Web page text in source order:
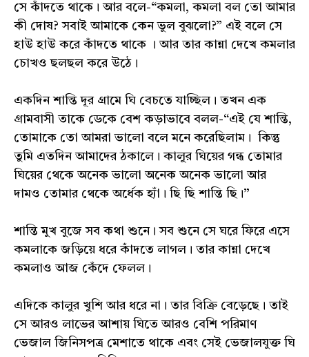
সে কাঁদতে থাকে। আর বলে-“কমলা, কমলা বল তো আমার
কী দোষ? সবাই আমাকে কেন ভুল বুঝলো?” এই বলে সে
হাউ হাউ করে কাঁদতে থাকে । আর তার কান্না দেখে কমলার
চোখও ছলছল করে উঠে।
একদিন শান্তি দূর গ্ৰামে ঘি বেচতে যাচ্ছিল। তখন এক
গ্ৰামবাসী তাকে ডেকে বেশ কড়াভাবে বলল-“এই যে শান্তি,
তোমাকে তো আমরা ভালো বলে মনে করেছিলাম। কিন্তু
তুমি এতদিন আমাদের ঠকালে। কালুর ঘিয়ের গন্ধ তোমার
ঘিয়ের থেকে অনেক ভালো অনেক অনেক ভালো আর
দামও তোমার থেকে অর্ধেক হ্যাঁ। ছি ছি শান্তি ছি।”
শান্তি মুখ বুজে সব কথা শুনে। সব শুনে সে ঘরে ফিরে এসে
কমলাকে জড়িয়ে ধরে কাঁদতে লাগল। তার কান্না দেখে
কমলাও আজ কেঁদে ফেলল।
এদিকে কালুর খুশি আর ধরে না। তার বিক্রি বেড়েছে। তাই
সে আরও লাভের আশায় ঘিতে আরও বেশি পরিমাণ
ভেজাল জিনিসপত্র মেশাতে থাকে এবং সেই ভেজালযুক্ত ঘি